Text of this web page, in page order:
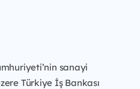
sanayi
Türkiye İş Bankası